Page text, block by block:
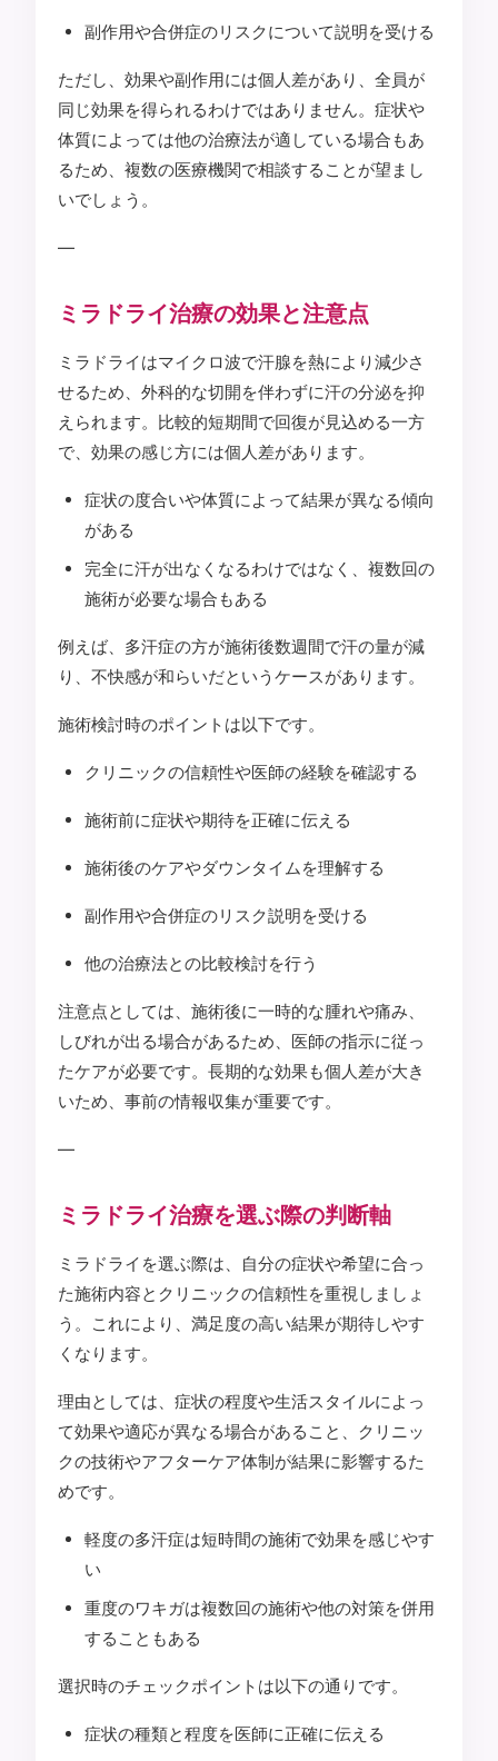
副作用や合併症のリスクについて説明を受ける
ただし、効果や副作用には個人差があり、全員が
同じ効果を得られるわけではありません。症状や
体質によっては他の治療法が適している場合もあ
るため、複数の医療機関で相談することが望まし
いでしょう。
—
ミラドライ治療の効果と注意点
ミラドライはマイクロ波で汗腺を熱により減少さ
せるため、外科的な切開を伴わずに汗の分泌を抑
えられます。比較的短期間で回復が見込める一方
で、効果の感じ方には個人差があります。
症状の度合いや体質によって結果が異なる傾向
がある
完全に汗が出なくなるわけではなく、複数回の
施術が必要な場合もある
例えば、多汗症の方が施術後数週間で汗の量が減
り、不快感が和らいだというケースがあります。
施術検討時のポイントは以下です。
クリニックの信頼性や医師の経験を確認する
施術前に症状や期待を正確に伝える
施術後のケアやダウンタイムを理解する
副作用や合併症のリスク説明を受ける
他の治療法との比較検討を行う
注意点としては、施術後に一時的な腫れや痛み、
しびれが出る場合があるため、医師の指示に従っ
たケアが必要です。長期的な効果も個人差が大き
いため、事前の情報収集が重要です。
—
ミラドライ治療を選ぶ際の判断軸
ミラドライを選ぶ際は、自分の症状や希望に合っ
た施術内容とクリニックの信頼性を重視しましょ
う。これにより、満足度の高い結果が期待しやす
くなります。
理由としては、症状の程度や生活スタイルによっ
て効果や適応が異なる場合があること、クリニッ
クの技術やアフターケア体制が結果に影響するた
めです。
軽度の多汗症は短時間の施術で効果を感じやす
い
重度のワキガは複数回の施術や他の対策を併用
することもある
選択時のチェックポイントは以下の通りです。
症状の種類と程度を医師に正確に伝える